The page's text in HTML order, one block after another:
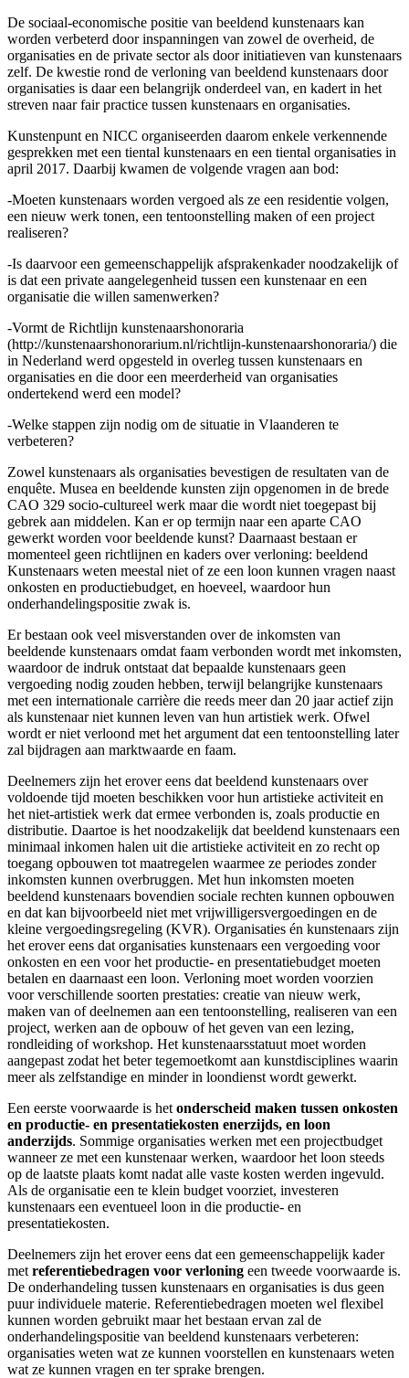
De sociaal-economische positie van beeldend kunstenaars kan
worden verbeterd door inspanningen van zowel de overheid, de
organisaties en de private sector als door initiatieven van kunstenaars
zelf. De kwestie rond de verloning van beeldend kunstenaars door
organisaties is daar een belangrijk onderdeel van, en kadert in het
streven naar fair practice tussen kunstenaars en organisaties.
Kunstenpunt en NICC organiseerden daarom enkele verkennende
gesprekken met een tiental kunstenaars en een tiental organisaties in
april 2017. Daarbij kwamen de volgende vragen aan bod:
-Moeten kunstenaars worden vergoed als ze een residentie volgen,
een nieuw werk tonen, een tentoonstelling maken of een project
realiseren?
-Is daarvoor een gemeenschappelijk afsprakenkader noodzakelijk of
is dat een private aangelegenheid tussen een kunstenaar en een
organisatie die willen samenwerken?
-Vormt de Richtlijn kunstenaarshonoraria
(http://kunstenaarshonorarium.nl/richtlijn-kunstenaarshonoraria/) die
in Nederland werd opgesteld in overleg tussen kunstenaars en
organisaties en die door een meerderheid van organisaties
ondertekend werd een model?
-Welke stappen zijn nodig om de situatie in Vlaanderen te
verbeteren?
Zowel kunstenaars als organisaties bevestigen de resultaten van de
enquête. Musea en beeldende kunsten zijn opgenomen in de brede
CAO 329 socio-cultureel werk maar die wordt niet toegepast bij
gebrek aan middelen. Kan er op termijn naar een aparte CAO
gewerkt worden voor beeldende kunst? Daarnaast bestaan er
momenteel geen richtlijnen en kaders over verloning: beeldend
Kunstenaars weten meestal niet of ze een loon kunnen vragen naast
onkosten en productiebudget, en hoeveel, waardoor hun
onderhandelingspositie zwak is.
Er bestaan ook veel misverstanden over de inkomsten van
beeldende kunstenaars omdat faam verbonden wordt met inkomsten,
waardoor de indruk ontstaat dat bepaalde kunstenaars geen
vergoeding nodig zouden hebben, terwijl belangrijke kunstenaars
met een internationale carrière die reeds meer dan 20 jaar actief zijn
als kunstenaar niet kunnen leven van hun artistiek werk. Ofwel
wordt er niet verloond met het argument dat een tentoonstelling later
zal bijdragen aan marktwaarde en faam.
Deelnemers zijn het erover eens dat beeldend kunstenaars over
voldoende tijd moeten beschikken voor hun artistieke activiteit en
het niet-artistiek werk dat ermee verbonden is, zoals productie en
distributie. Daartoe is het noodzakelijk dat beeldend kunstenaars een
minimaal inkomen halen uit die artistieke activiteit en zo recht op
toegang opbouwen tot maatregelen waarmee ze periodes zonder
inkomsten kunnen overbruggen. Met hun inkomsten moeten
beeldend kunstenaars bovendien sociale rechten kunnen opbouwen
en dat kan bijvoorbeeld niet met vrijwilligersvergoedingen en de
kleine vergoedingsregeling (KVR). Organisaties én kunstenaars zijn
het erover eens dat organisaties kunstenaars een vergoeding voor
onkosten en een voor het productie- en presentatiebudget moeten
betalen en daarnaast een loon. Verloning moet worden voorzien
voor verschillende soorten prestaties: creatie van nieuw werk,
maken van of deelnemen aan een tentoonstelling, realiseren van een
project, werken aan de opbouw of het geven van een lezing,
rondleiding of workshop. Het kunstenaarsstatuut moet worden
aangepast zodat het beter tegemoetkomt aan kunstdisciplines waarin
meer als zelfstandige en minder in loondienst wordt gewerkt.
Een eerste voorwaarde is het onderscheid maken tussen onkosten
en productie- en presentatiekosten enerzijds, en loon
anderzijds. Sommige organisaties werken met een projectbudget
wanneer ze met een kunstenaar werken, waardoor het loon steeds
op de laatste plaats komt nadat alle vaste kosten werden ingevuld.
Als de organisatie een te klein budget voorziet, investeren
kunstenaars een eventueel loon in die productie- en
presentatiekosten.
Deelnemers zijn het erover eens dat een gemeenschappelijk kader
met referentiebedragen voor verloning een tweede voorwaarde is.
De onderhandeling tussen kunstenaars en organisaties is dus geen
puur individuele materie. Referentiebedragen moeten wel flexibel
kunnen worden gebruikt maar het bestaan ervan zal de
onderhandelingspositie van beeldend kunstenaars verbeteren:
organisaties weten wat ze kunnen voorstellen en kunstenaars weten
wat ze kunnen vragen en ter sprake brengen.